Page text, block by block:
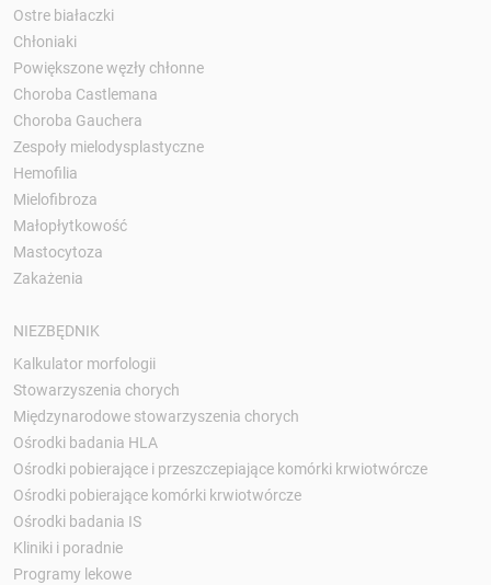
Ostre białaczki
Chłoniaki
Powiększone węzły chłonne
Choroba Castlemana
Choroba Gauchera
Zespoły mielodysplastyczne
Hemofilia
Mielofibroza
Małopłytkowość
Mastocytoza
Zakażenia
NIEZBĘDNIK
Kalkulator morfologii
Stowarzyszenia chorych
Międzynarodowe stowarzyszenia chorych
Ośrodki badania HLA
Ośrodki pobierające i przeszczepiające komórki krwiotwórcze
Ośrodki pobierające komórki krwiotwórcze
Ośrodki badania IS
Kliniki i poradnie
Programy lekowe